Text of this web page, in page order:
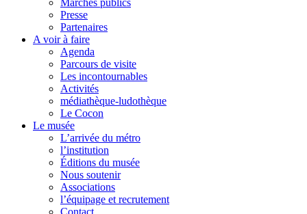
Marchés publics
Presse
Partenaires
A voir à faire
Agenda
Parcours de visite
Les incontournables
Activités
médiathèque-ludothèque
Le Cocon
Le musée
L’arrivée du métro
l’institution
Éditions du musée
Nous soutenir
Associations
l’équipage et recrutement
Contact